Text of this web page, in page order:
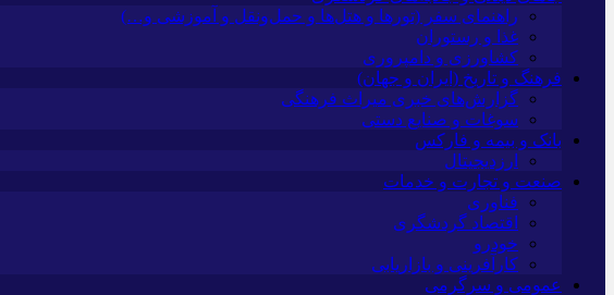
راهنمای سفر (تورها و هتل‌ها و حمل‌و‌نقل و آموزشی و…)
غذا و رستوران
کشاورزی و دامپروری
فرهنگ و تاریخ (ایران و جهان)
گزارش‌های خبری میراث فرهنگی
سوغات و صنایع دستی
بانک و بیمه و فارکس
ارزدیجیتال
صنعت و تجارت و خدمات
فناوری
اقتصاد گردشگری
خودرو
کارآفرینی و بازاریابی
عمومی و سرگرمی